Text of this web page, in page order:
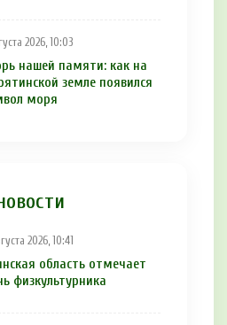
2026, 10:03
нашей памяти: как на
земле появился
моря
2026, 10:41
область отмечает
физкультурника